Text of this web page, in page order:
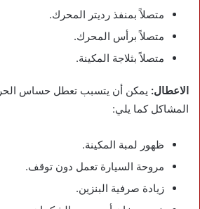
متصلاً بمنفذ رديتر المحرك.
متصلاً برأس المحرك.
متصلاً بثلاجة المكينة.
الاعطال: يمكن أن يتسبب تعطل حساس
المشاكل كما يلي:
ظهور لمبة المكينة.
مروحة السيارة تعمل دون توقف.
زيادة صرفية البنزين.